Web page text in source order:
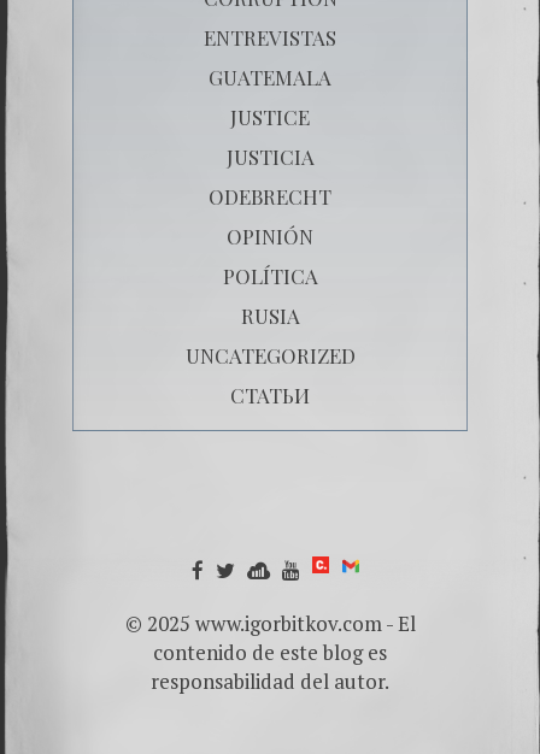
ENTREVISTAS
GUATEMALA
JUSTICE
JUSTICIA
ODEBRECHT
OPINIÓN
POLÍTICA
RUSIA
UNCATEGORIZED
СТАТЬИ
© 2025 www.igorbitkov.com - El
contenido de este blog es
responsabilidad del autor.